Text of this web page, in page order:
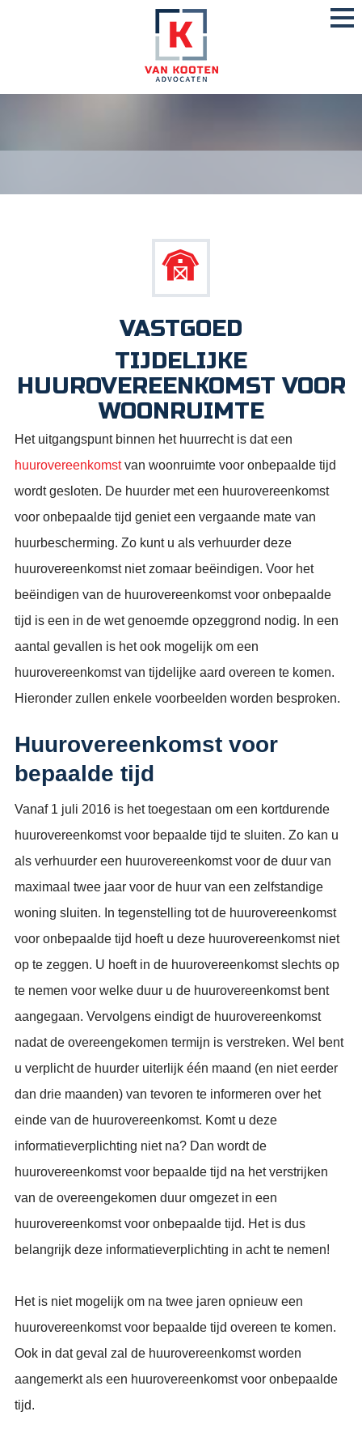
VASTGOED
TIJDELIJKE
HUUROVEREENKOMST VOOR
WOONRUIMTE
Het uitgangspunt binnen het huurrecht is dat een
huurovereenkomstvan woonruimte voor onbepaalde tijd
wordt gesloten. De huurder met een huurovereenkomst
voor onbepaalde tijd geniet een vergaande mate van
huurbescherming. Zo kunt u als verhuurder deze
huurovereenkomst niet zomaar beëindigen. Voor het
beëindigen van de huurovereenkomst voor onbepaalde
tijd is een in de wet genoemde opzeggrond nodig. In een
aantal gevallen is het ook mogelijk om een
huurovereenkomst van tijdelijke aard overeen te komen.
Hieronder zullen enkele voorbeelden worden besproken.
Huurovereenkomst voor
bepaalde tijd
Vanaf 1 juli 2016 is het toegestaan om een kortdurende
huurovereenkomst voor bepaalde tijd te sluiten. Zo kan u
als verhuurder een huurovereenkomst voor de duur van
maximaal twee jaar voor de huur van een zelfstandige
woning sluiten. In tegenstelling tot de huurovereenkomst
voor onbepaalde tijd hoeft u deze huurovereenkomst niet
op te zeggen. U hoeft in de huurovereenkomst slechts op
te nemen voor welke duur u de huurovereenkomst bent
aangegaan. Vervolgens eindigt de huurovereenkomst
nadat de overeengekomen termijn is verstreken. Wel bent
u verplicht de huurder uiterlijk één maand (en niet eerder
dan drie maanden) van tevoren te informeren over het
einde van de huurovereenkomst. Komt u deze
informatieverplichting niet na? Dan wordt de
huurovereenkomst voor bepaalde tijd na het verstrijken
van de overeengekomen duur omgezet in een
huurovereenkomst voor onbepaalde tijd. Het is dus
belangrijk deze informatieverplichting in acht te nemen!
Het is niet mogelijk om na twee jaren opnieuw een
huurovereenkomst voor bepaalde tijd overeen te komen.
Ook in dat geval zal de huurovereenkomst worden
aangemerkt als een huurovereenkomst voor onbepaalde
tijd.